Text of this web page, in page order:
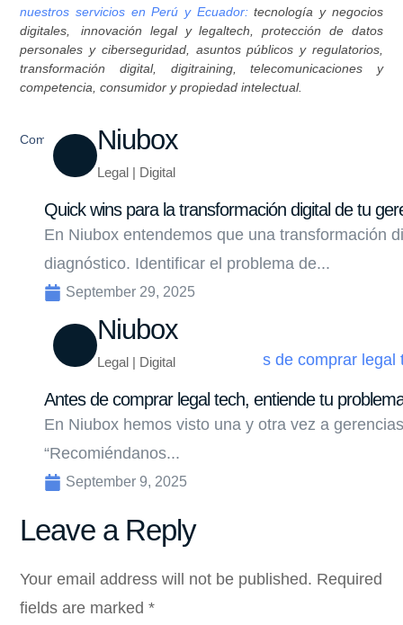
nuestros servicios en Perú y Ecuador:tecnología y negocios
digitales, innovación legal y legaltech, protección de datos
personales y ciberseguridad, asuntos públicos y regulatorios,
transformación digital, digitraining, telecomunicaciones y
competencia, consumidor y propiedad intelectual.
Compartir Niubox
Legal | Digital
Quick wins para la transformación digital de tu
En Niubox entendemos que una transformación
diagnóstico. Identificar el problema de...
September 29, 2025
Niubox
Legal | Digital
Antes de comprar legal tech, entiende tu
En Niubox hemos visto una y otra vez a
“Recomiéndanos...
September 9, 2025
Leave a Reply
Your email address will not be published. Required
fields are marked*